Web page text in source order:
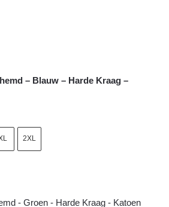
– Blauw – Harde Kraag –
2XL